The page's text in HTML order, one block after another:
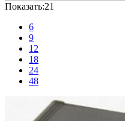
Показать:21
6
9
12
18
24
48